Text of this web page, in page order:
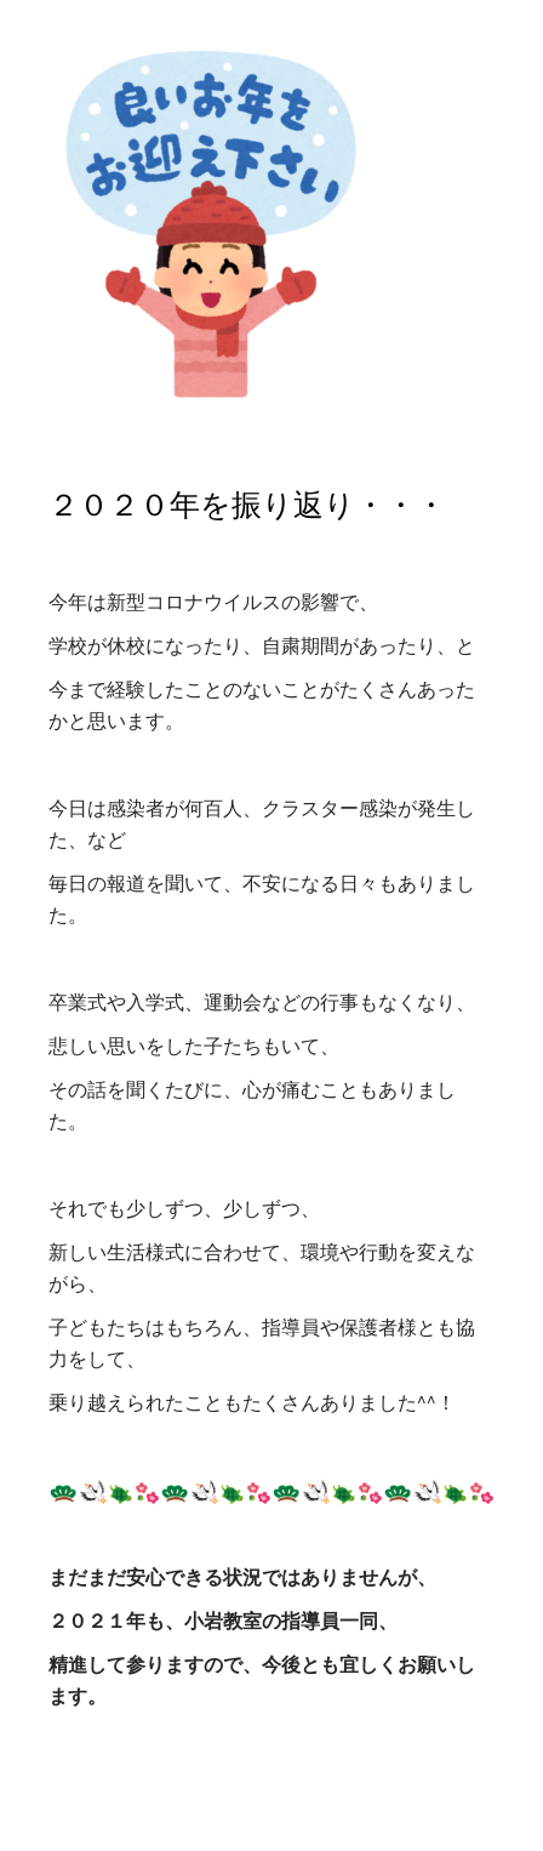
２０２０年を振り返り・・・
今年は新型コロナウイルスの影響で、
学校が休校になったり、自粛期間があったり、と
今まで経験したことのないことがたくさんあった
かと思います。
今日は感染者が何百人、クラスター感染が発生し
た、など
毎日の報道を聞いて、不安になる日々もありまし
た。
卒業式や入学式、運動会などの行事もなくなり、
悲しい思いをした子たちもいて、
その話を聞くたびに、心が痛むこともありまし
た。
それでも少しずつ、少しずつ、
新しい生活様式に合わせて、環境や行動を変えな
がら、
子どもたちはもちろん、指導員や保護者様とも協
力をして、
乗り越えられたこともたくさんありました^^！
まだまだ安心できる状況ではありませんが、
２０２１年も、小岩教室の指導員一同、
精進して参りますので、今後とも宜しくお願いし
ます。